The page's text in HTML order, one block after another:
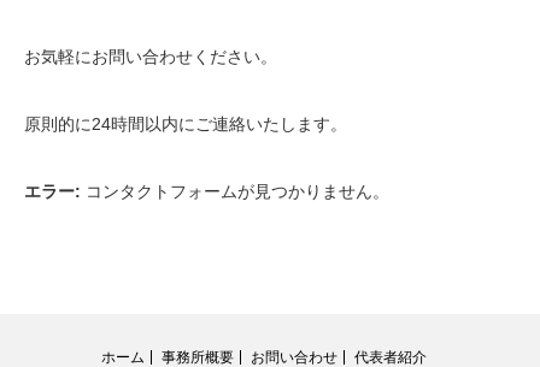
お気軽にお問い合わせください。
原則的に24時間以内にご連絡いたします。
エラー: コンタクトフォームが見つかりません。
ホーム 事務所概要 お問い合わせ 代表者紹介